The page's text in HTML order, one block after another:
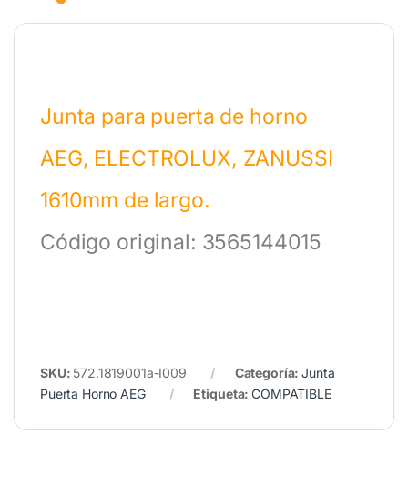
Junta para puerta de horno
AEG, ELECTROLUX, ZANUSSI
1610mm de largo.
Código original: 3565144015
SKU: 572.1819001a-I009 Categoría:Junta
Puerta Horno AEG
Etiqueta:COMPATIBLE